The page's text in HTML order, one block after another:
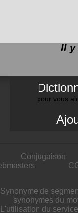
Il y
pour vous
Conjugaison
Synonyme de
synonymes du
L'utilisation du